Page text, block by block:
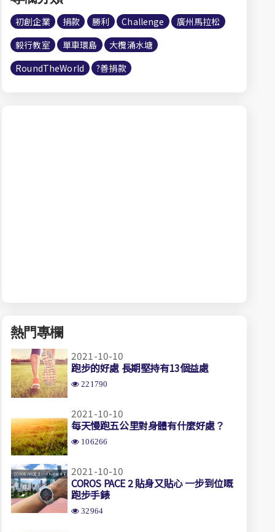
初創企業 捐款 勝利 Challenge
廣州馬拉松
毅行教室
單車環島
大欖涌水塘
RoundTheWorld
?善捐款
熱門專欄
2021-10-10
跑步的好處 長期堅持有13個益處
221790
2021-10-10
每天慢跑五公里對身體有什麼好處？
106266
2021-10-10
COROS PACE 2 貼身又貼心 一步到位嘅
跑步手錶
32964